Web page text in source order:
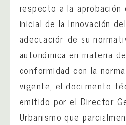
respecto a la
inicial de la Innovación
adecuación de su
autonómica en materia
conformidad con la
vigente, el documento
emitido por el Director
Urbanismo que